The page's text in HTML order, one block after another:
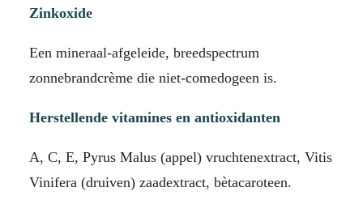
Zinkoxide
Een mineraal-afgeleide, breedspectrum
zonnebrandcrème die niet-comedogeen is.
Herstellende vitamines en antioxidanten
A, C, E, Pyrus Malus (appel) vruchtenextract, Vitis
Vinifera (druiven) zaadextract, bètacaroteen.